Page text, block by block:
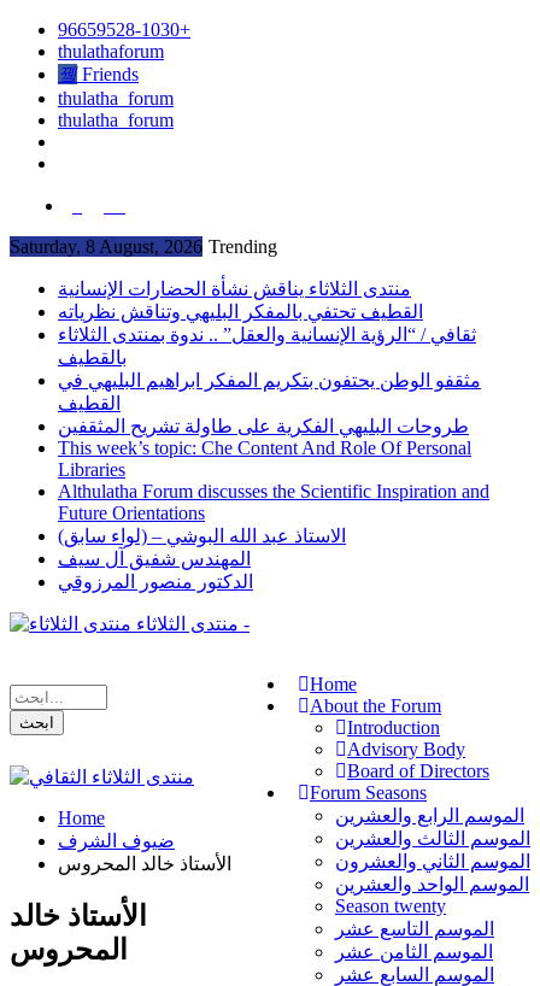
96659528-1030+
thulathaforum
Friends
thulatha_forum
thulatha_forum
Saturday, 8 August, 2026 Trending
منتدى الثلاثاء يناقش نشأة الحضارات الإنسانية
القطيف تحتفي بالمفكر البليهي وتناقش نظرياته
ثقافي / “الرؤية الإنسانية والعقل” .. ندوة بمنتدى الثلاثاء
بالقطيف
مثقفو الوطن يحتفون بتكريم المفكر ابراهيم البليهي في
القطيف
طروحات البليهي الفكرية على طاولة تشريح المثقفين
This week’s topic: Che Content And Role Of Personal
Libraries
Althulatha Forum discusses the Scientific Inspiration and
Future Orientations
الاستاذ عبد الله البوشي – (لواء سابق)
المهندس شفيق آل سيف
الدكتور منصور المرزوقي
منتدى الثلاثاء -
Home
About the Forum
Introduction
Advisory Body
Board of Directors
Forum Seasons
الموسم الرابع والعشرين
الموسم الثالث والعشرين
الموسم الثاني والعشرون
الموسم الواحد والعشرين
Season twenty
الموسم التاسع عشر
الموسم الثامن عشر
الموسم السابع عشر
Home
ضيوف الشرف
الأستاذ خالد المحروس
الأستاذ خالد
المحروس